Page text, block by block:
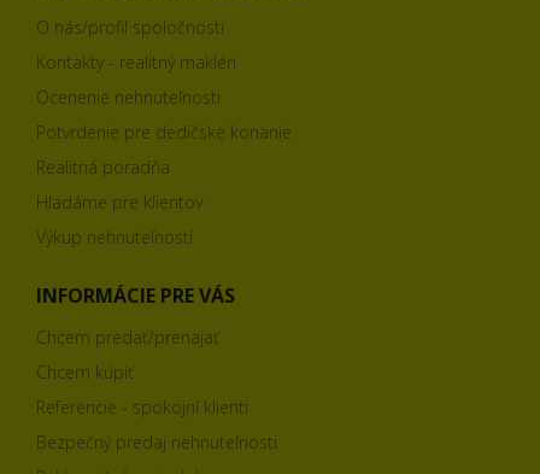
O nás/profil spoločnosti
Kontakty - realitný makléri
Ocenenie nehnuteľnosti
Potvrdenie pre dedičské konanie
Realitná poradňa
Hľadáme pre klientov
Výkup nehnuteľností
INFORMÁCIE PRE VÁS
Chcem predať/prenajať
Chcem kúpiť
Referencie - spokojní klienti
Bezpečný predaj nehnuteľnosti